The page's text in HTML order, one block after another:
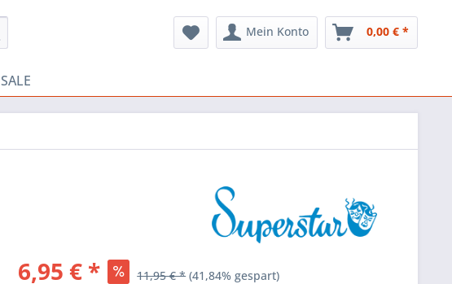
Mein Konto 0,00 € *
SALE
6,95 € * 11,95 € * (41,84% gespart)